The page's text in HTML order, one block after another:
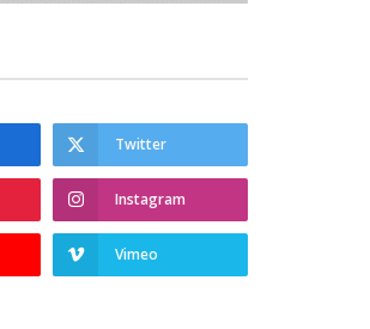
Twitter
Instagram
Vimeo